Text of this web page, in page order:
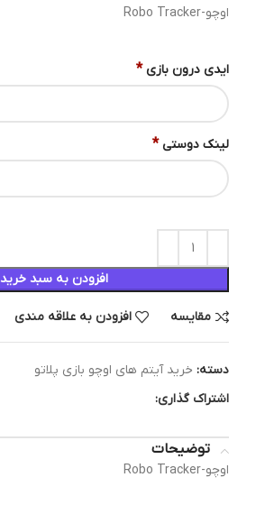
اوچو-Robo Tracker
ایدی درون بازی *
لینک دوستی *
افزودن به سبد خرید
مقایسه افزودن به علاقه مندی
دسته: خرید آیتم های اوچو بازی پلاتو
اشتراک گذاری:
توضیحات
اوچو-Robo Tracker